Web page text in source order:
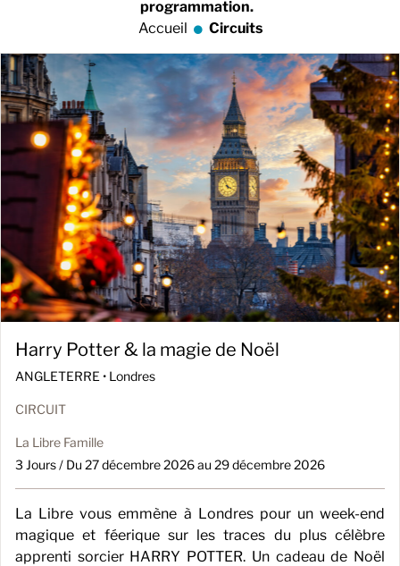
programmation.
Accueil
Circuits
Harry Potter & la magie de Noël
ANGLETERRE • Londres
CIRCUIT
La Libre Famille
3 Jours / Du 27 décembre 2026 au 29 décembre 2026
La Libre vous emmène à Londres pour un week-end
magique et féerique sur les traces du plus célèbre
apprenti sorcier HARRY POTTER. Un cadeau de Noël